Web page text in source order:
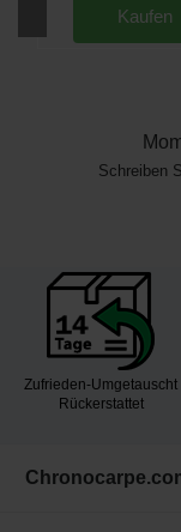
Kaufen
Schreiben
Zufrieden-Umgetauscht
Rückerstattet